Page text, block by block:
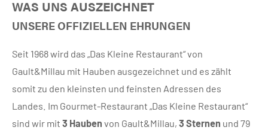
WAS UNS AUSZEICHNET
UNSERE OFFIZIELLEN EHRUNGEN
Seit 1968 wird das „Das Kleine Restaurant“ von
Gault&Millau mit Hauben ausgezeichnet und es zählt
somit zu den kleinsten und feinsten Adressen des
Landes. Im Gourmet-Restaurant „Das Kleine Restaurant“
sind wir mit 3 Hauben von Gault&Millau, 3 Sternen und 79